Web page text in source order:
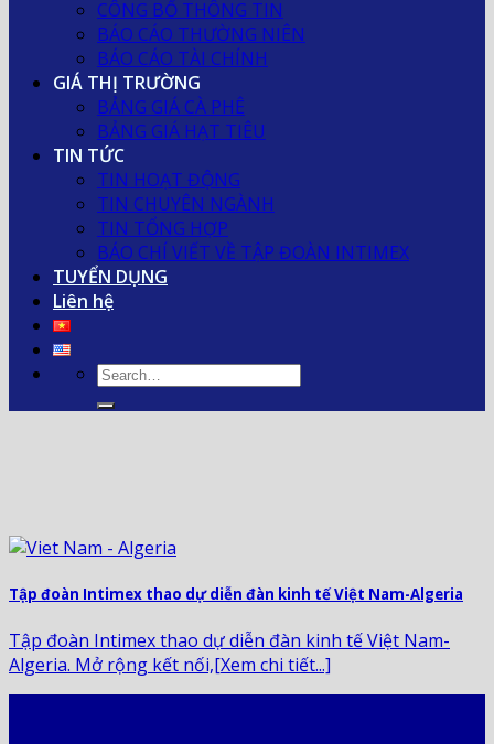
CÔNG BỐ THÔNG TIN
BÁO CÁO THƯỜNG NIÊN
BÁO CÁO TÀI CHÍNH
GIÁ THỊ TRƯỜNG
BẢNG GIÁ CÀ PHÊ
BẢNG GIÁ HẠT TIÊU
TIN TỨC
TIN HOẠT ĐỘNG
TIN CHUYÊN NGÀNH
TIN TỔNG HỢP
BÁO CHÍ VIẾT VỀ TẬP ĐOÀN INTIMEX
TUYỂN DỤNG
Liên hệ
Tập đoàn Intimex thao dự diễn đàn kinh tế Việt Nam-Algeria
Tập đoàn Intimex thao dự diễn đàn kinh tế Việt Nam-
Algeria. Mở rộng kết nối,[Xem chi tiết...]